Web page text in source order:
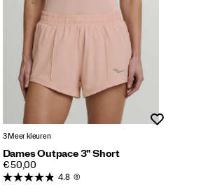
Wenslijst
3 Meer kleuren
Dames Outpace 3" Short
PRICE
€ 50,00
4.8 (6)